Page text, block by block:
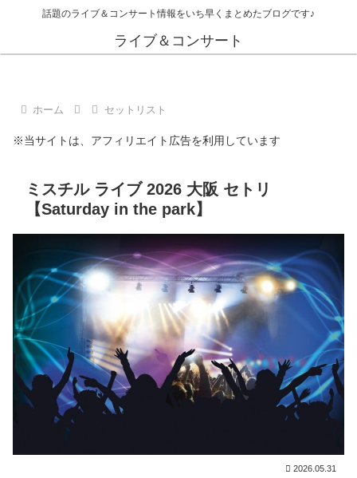
話題のライブ＆コンサート情報をいち早くまとめたブログです♪
ライブ＆コンサート
ホーム セットリスト
※当サイトは、アフィリエイト広告を利用しています
ミスチル ライブ 2026 大阪 セトリ
【Saturday in the park】
2026.05.31